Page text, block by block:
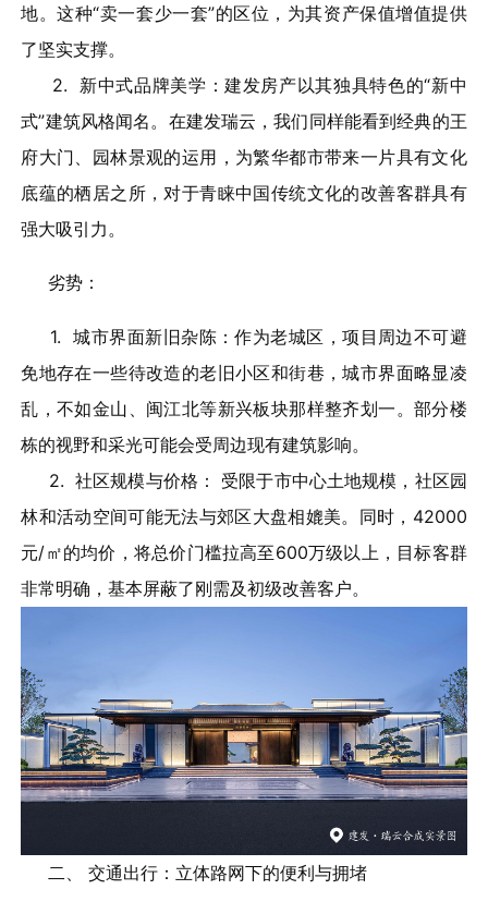
地。这种“卖一套少一套”的区位，为其资产保值增值提供
了坚实支撑。
2. 新中式品牌美学：建发房产以其独具特色的“新中
式”建筑风格闻名。在建发瑞云，我们同样能看到经典的王
府大门、园林景观的运用，为繁华都市带来一片具有文化
底蕴的栖居之所，对于青睐中国传统文化的改善客群具有
强大吸引力。
劣势：
1. 城市界面新旧杂陈：作为老城区，项目周边不可避
免地存在一些待改造的老旧小区和街巷，城市界面略显凌
乱，不如金山、闽江北等新兴板块那样整齐划一。部分楼
栋的视野和采光可能会受周边现有建筑影响。
2. 社区规模与价格： 受限于市中心土地规模，社区园
林和活动空间可能无法与郊区大盘相媲美。同时，42000
元/㎡的均价，将总价门槛拉高至600万级以上，目标客群
非常明确，基本屏蔽了刚需及初级改善客户。
二、 交通出行：立体路网下的便利与拥堵